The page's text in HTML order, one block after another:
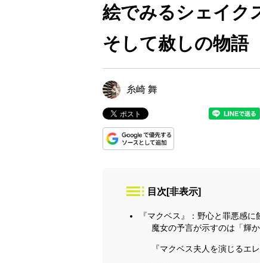
絵でみるシェイク
そして赦しの物語
糸崎 舞
目次 [非表示]
『マクベス』：野心と罪悪感
魔女の予言が示すのは「輝
『マクベス夫人を演じるエ